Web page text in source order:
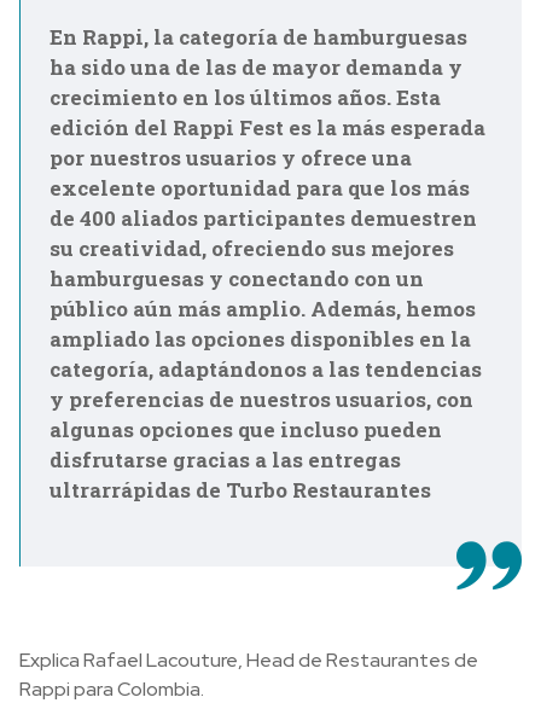
En Rappi, la categoría de hamburguesas
ha sido una de las de mayor demanda y
crecimiento en los últimos años. Esta
edición del Rappi Fest es la más esperada
por nuestros usuarios y ofrece una
excelente oportunidad para que los más
de 400 aliados participantes demuestren
su creatividad, ofreciendo sus mejores
hamburguesas y conectando con un
público aún más amplio. Además, hemos
ampliado las opciones disponibles en la
categoría, adaptándonos a las tendencias
y preferencias de nuestros usuarios, con
algunas opciones que incluso pueden
disfrutarse gracias a las entregas
ultrarrápidas de Turbo Restaurantes
Explica Rafael Lacouture, Head de Restaurantes de
Rappi para Colombia.